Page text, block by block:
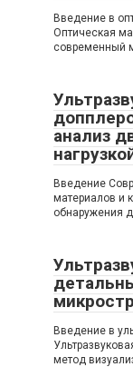
Введение в
Оптическая
современный
анализ
Введение
материалов и
обнаружения
Введение в
метод